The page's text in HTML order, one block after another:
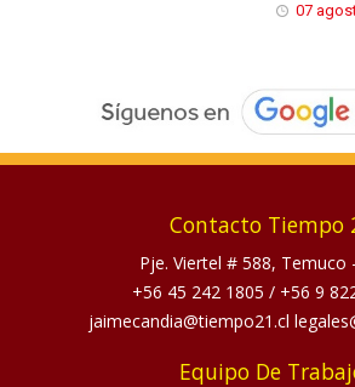
07
Contacto Tiempo
Pje. Viertel # 588, Temuco
+56 45 242 1805 / +56 9
jaimecandia@tiempo21.cl
Equipo De